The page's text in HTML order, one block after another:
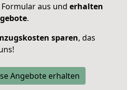
aus und erhalten
.
sparen, das
Angebote erhalten